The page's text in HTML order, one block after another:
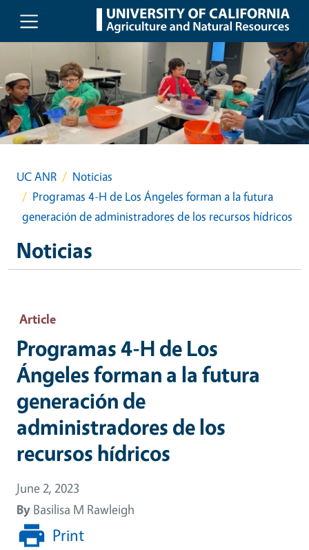
Skip to main content
UC ANR
Noticias
Programas 4-H de Los Ángeles forman a la futura
generación de administradores de los recursos hídricos
Noticias
Article
Programas 4-H de Los
Ángeles forman a la futura
generación de
administradores de los
recursos hídricos
June 2, 2023
By Basilisa M Rawleigh
Print